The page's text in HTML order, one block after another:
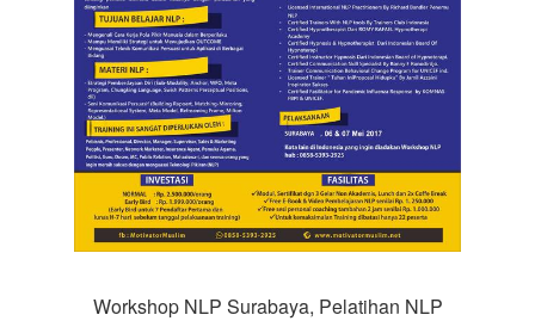
Workshop NLP Surabaya, Pelatihan NLP